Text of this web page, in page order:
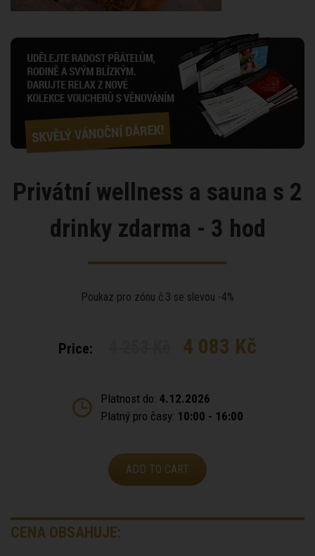
Privátní wellness a sauna s 2
drinky zdarma - 3 hod
Poukaz pro zónu č.3 se slevou -4%
Price: 4 083 Kč
Platnost do: 4.12.2026
Platný pro časy: 10:00 - 16:00
ADD TO CART
CENA OBSAHUJE: